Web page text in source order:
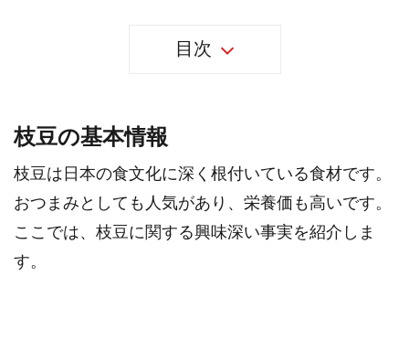
目次
枝豆の基本情報
枝豆は日本の食文化に深く根付いている食材です。
おつまみとしても人気があり、栄養価も高いです。
ここでは、枝豆に関する興味深い事実を紹介しま
す。